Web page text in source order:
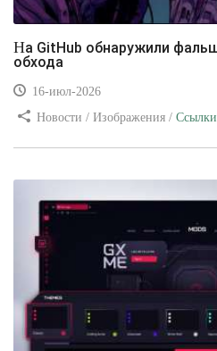
На GitHub обнаружили фальшивые утилиты для
обхода
16-июл-2026
Новости / Изображения / Ссылки